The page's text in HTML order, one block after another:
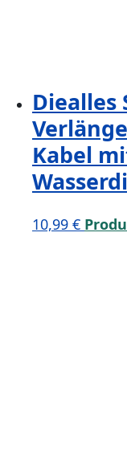
Diealles
Kabel
10,99 €